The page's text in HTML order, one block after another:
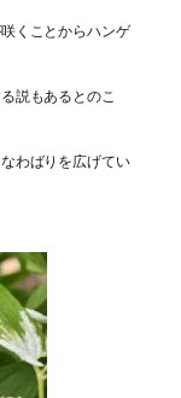
くことからハンゲ
説もあるとのこ
わばりを広げてい